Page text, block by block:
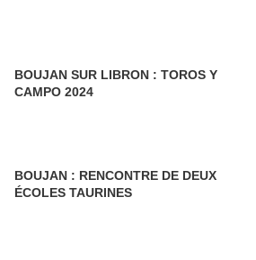
BOUJAN SUR LIBRON : TOROS Y
CAMPO 2024
BOUJAN : RENCONTRE DE DEUX
ÉCOLES TAURINES